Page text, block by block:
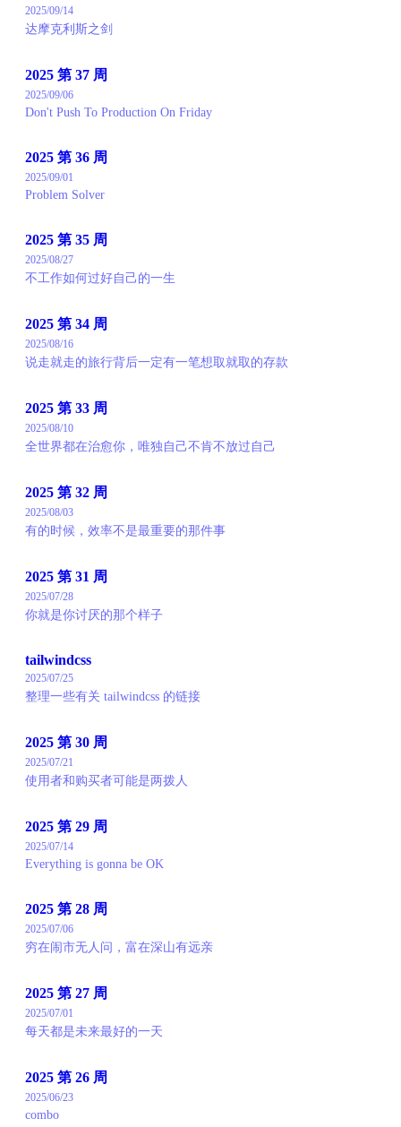
2025/09/14
达摩克利斯之剑
2025 第 37 周
2025/09/06
Don't Push To Production On Friday
2025 第 36 周
2025/09/01
Problem Solver
2025 第 35 周
2025/08/27
不工作如何过好自己的一生
2025 第 34 周
2025/08/16
说走就走的旅行背后一定有一笔想取就取的存款
2025 第 33 周
2025/08/10
全世界都在治愈你，唯独自己不肯不放过自己
2025 第 32 周
2025/08/03
有的时候，效率不是最重要的那件事
2025 第 31 周
2025/07/28
你就是你讨厌的那个样子
tailwindcss
2025/07/25
整理一些有关 tailwindcss 的链接
2025 第 30 周
2025/07/21
使用者和购买者可能是两拨人
2025 第 29 周
2025/07/14
Everything is gonna be OK
2025 第 28 周
2025/07/06
穷在闹市无人问，富在深山有远亲
2025 第 27 周
2025/07/01
每天都是未来最好的一天
2025 第 26 周
2025/06/23
combo